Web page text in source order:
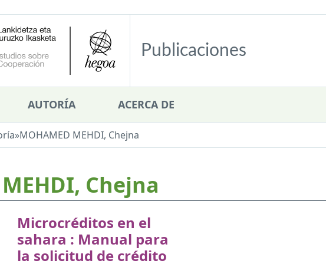
Publicaciones
AUTORÍA ACERCA DE
»MOHAMED MEHDI, Chejna
Chejna
Microcréditos en el
sahara : Manual para
la solicitud de crédito